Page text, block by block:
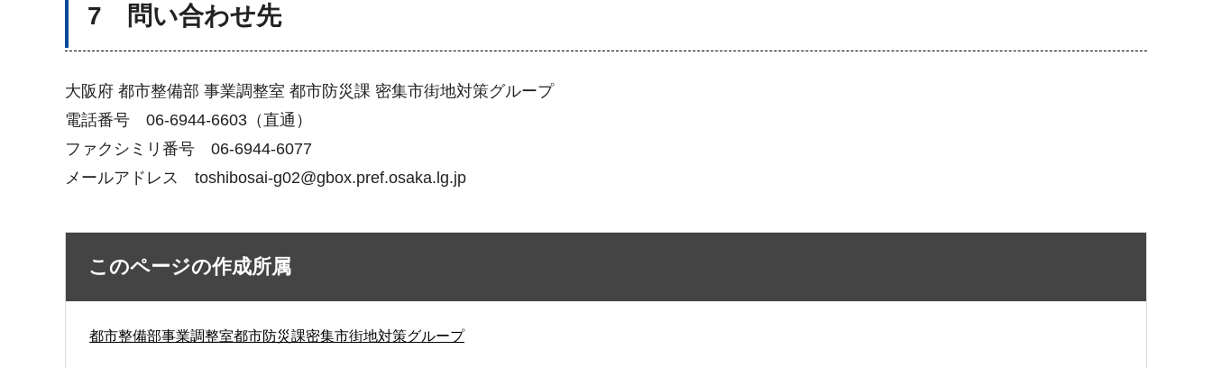
7 問い合わせ先
大阪府 都市整備部 事業調整室 都市防災課 密集市街地対策グループ
電話番号 06-6944-6603（直通）
ファクシミリ番号 06-6944-6077
メールアドレス toshibosai-g02@gbox.pref.osaka.lg.jp
このページの作成所属
都市整備部事業調整室都市防災課密集市街地対策グループ